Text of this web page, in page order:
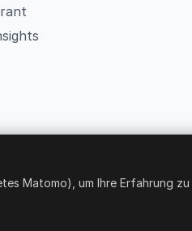
Matomo), um Ihre Erfahrung